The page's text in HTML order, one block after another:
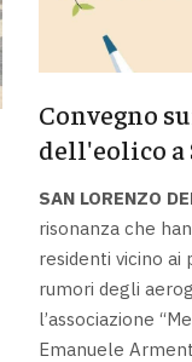
Convegno
dell'eolico a
SAN LORENZO
risonanza che
residenti vicino ai
rumori degli
l’associazione
Emanuele